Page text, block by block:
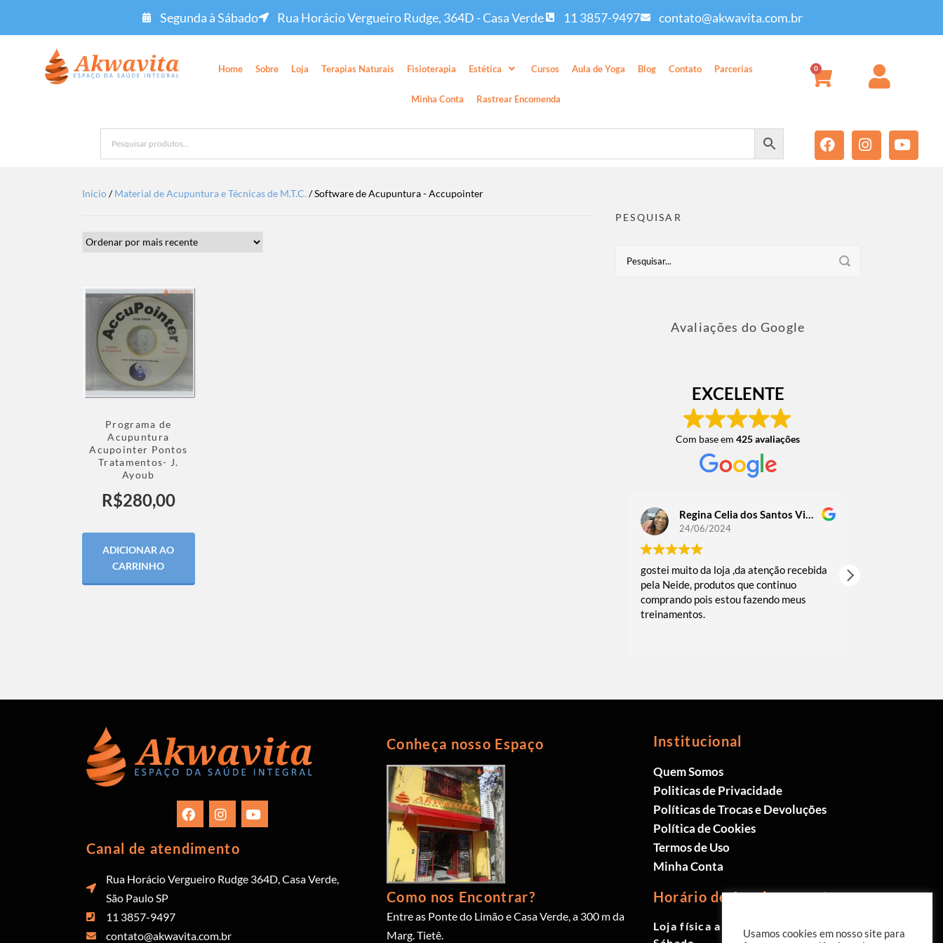
Segunda à Sábado Rua Horácio Vergueiro Rudge, 364D - Casa Verde 11 3857-9497 contato@akwavita.com.br
Home Sobre Loja Terapias Naturais Fisioterapia Estética Cursos Aula de Yoga Blog Contato Parcerias
Minha Conta Rastrear Encomenda
0
Início/Material de Acupuntura e Técnicas de M.T.C. / Software de Acupuntura - Accupointer
Programa de
Acupuntura
Acupointer Pontos
Tratamentos- J.
Ayoub
R$280,00
ADICIONAR AO
CARRINHO
PESQUISAR
Avaliações do Google
EXCELENTE
Com base em425 avaliações
Regina Celia dos Santos Victoriano Guedes
24/06/2024
gostei muito da loja ,da atenção recebida
pela Neide, produtos que continuo
comprando pois estou fazendo meus
treinamentos.
Canal de atendimento
Rua Horácio Vergueiro Rudge 364D, Casa Verde,
São Paulo SP
11 3857-9497
contato@akwavita.com.br
Conheça nosso Espaço
Como nos Encontrar?
Entre as Ponte do Limão e Casa Verde, a 300 m da
Marg. Tietê.
Institucional
Quem Somos
Politicas de Privacidade
Políticas de Trocas e Devoluções
Política de Cookies
Termos de Uso
Minha Conta
Horário de funcionamento
Loja física aberta de Segunda à
Usamos cookies em nosso site para